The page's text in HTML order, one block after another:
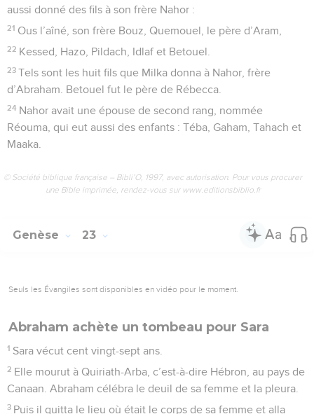
aussi donné des fils à son frère Nahor :
21 Ous l’aîné, son frère Bouz, Quemouel, le père d’Aram,
22 Kessed, Hazo, Pildach, Idlaf et Betouel.
23 Tels sont les huit fils que Milka donna à Nahor, frère
d’Abraham. Betouel fut le père de Rébecca.
24 Nahor avait une épouse de second rang, nommée
Réouma, qui eut aussi des enfants : Téba, Gaham, Tahach et
Maaka.
© Société biblique française – Bibli’O, 1997, avec autorisation. Pour vous procurer
une Bible imprimée, rendez-vous sur www.editionsbiblio.fr
Genèse 23
Seuls les Évangiles sont disponibles en vidéo pour le moment.
Abraham achète un tombeau pour Sara
1 Sara vécut cent vingt-sept ans.
2 Elle mourut à Quiriath-Arba, c’est-à-dire Hébron, au pays de
Canaan. Abraham célébra le deuil de sa femme et la pleura.
3 Puis il quitta le lieu où était le corps de sa femme et alla